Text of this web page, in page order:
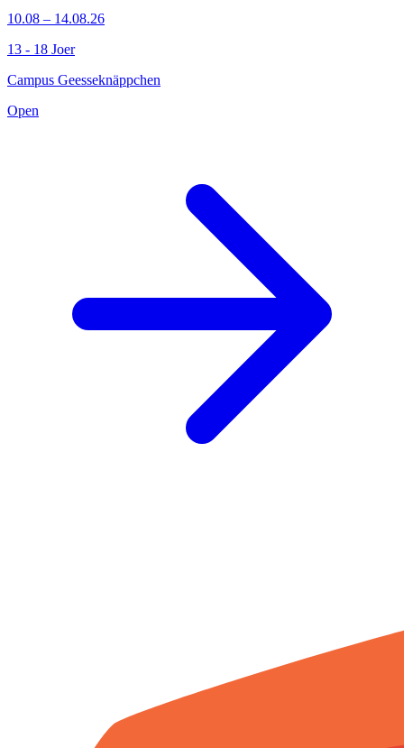
10.08 – 14.08.26
13 - 18 Joer
Campus Geesseknäppchen
Open